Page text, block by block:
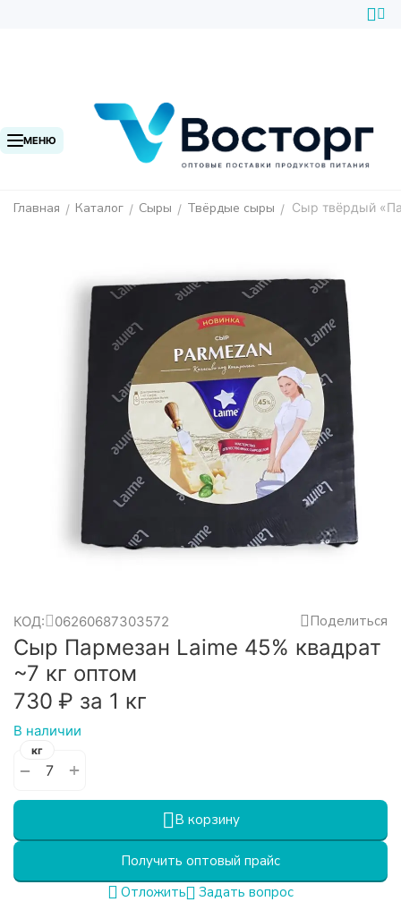
МЕНЮ
Главная / Каталог / Сыры / Твёрдые сыры / Сыр твёрдый
КОД: 06260687303572 Поделиться
Сыр Пармезан Laime 45% квадрат
~7 кг оптом
‍730‍ ₽ за 1 кг
В наличии
− +
кг
В корзину
Получить оптовый прайс
Отложить
Задать вопрос